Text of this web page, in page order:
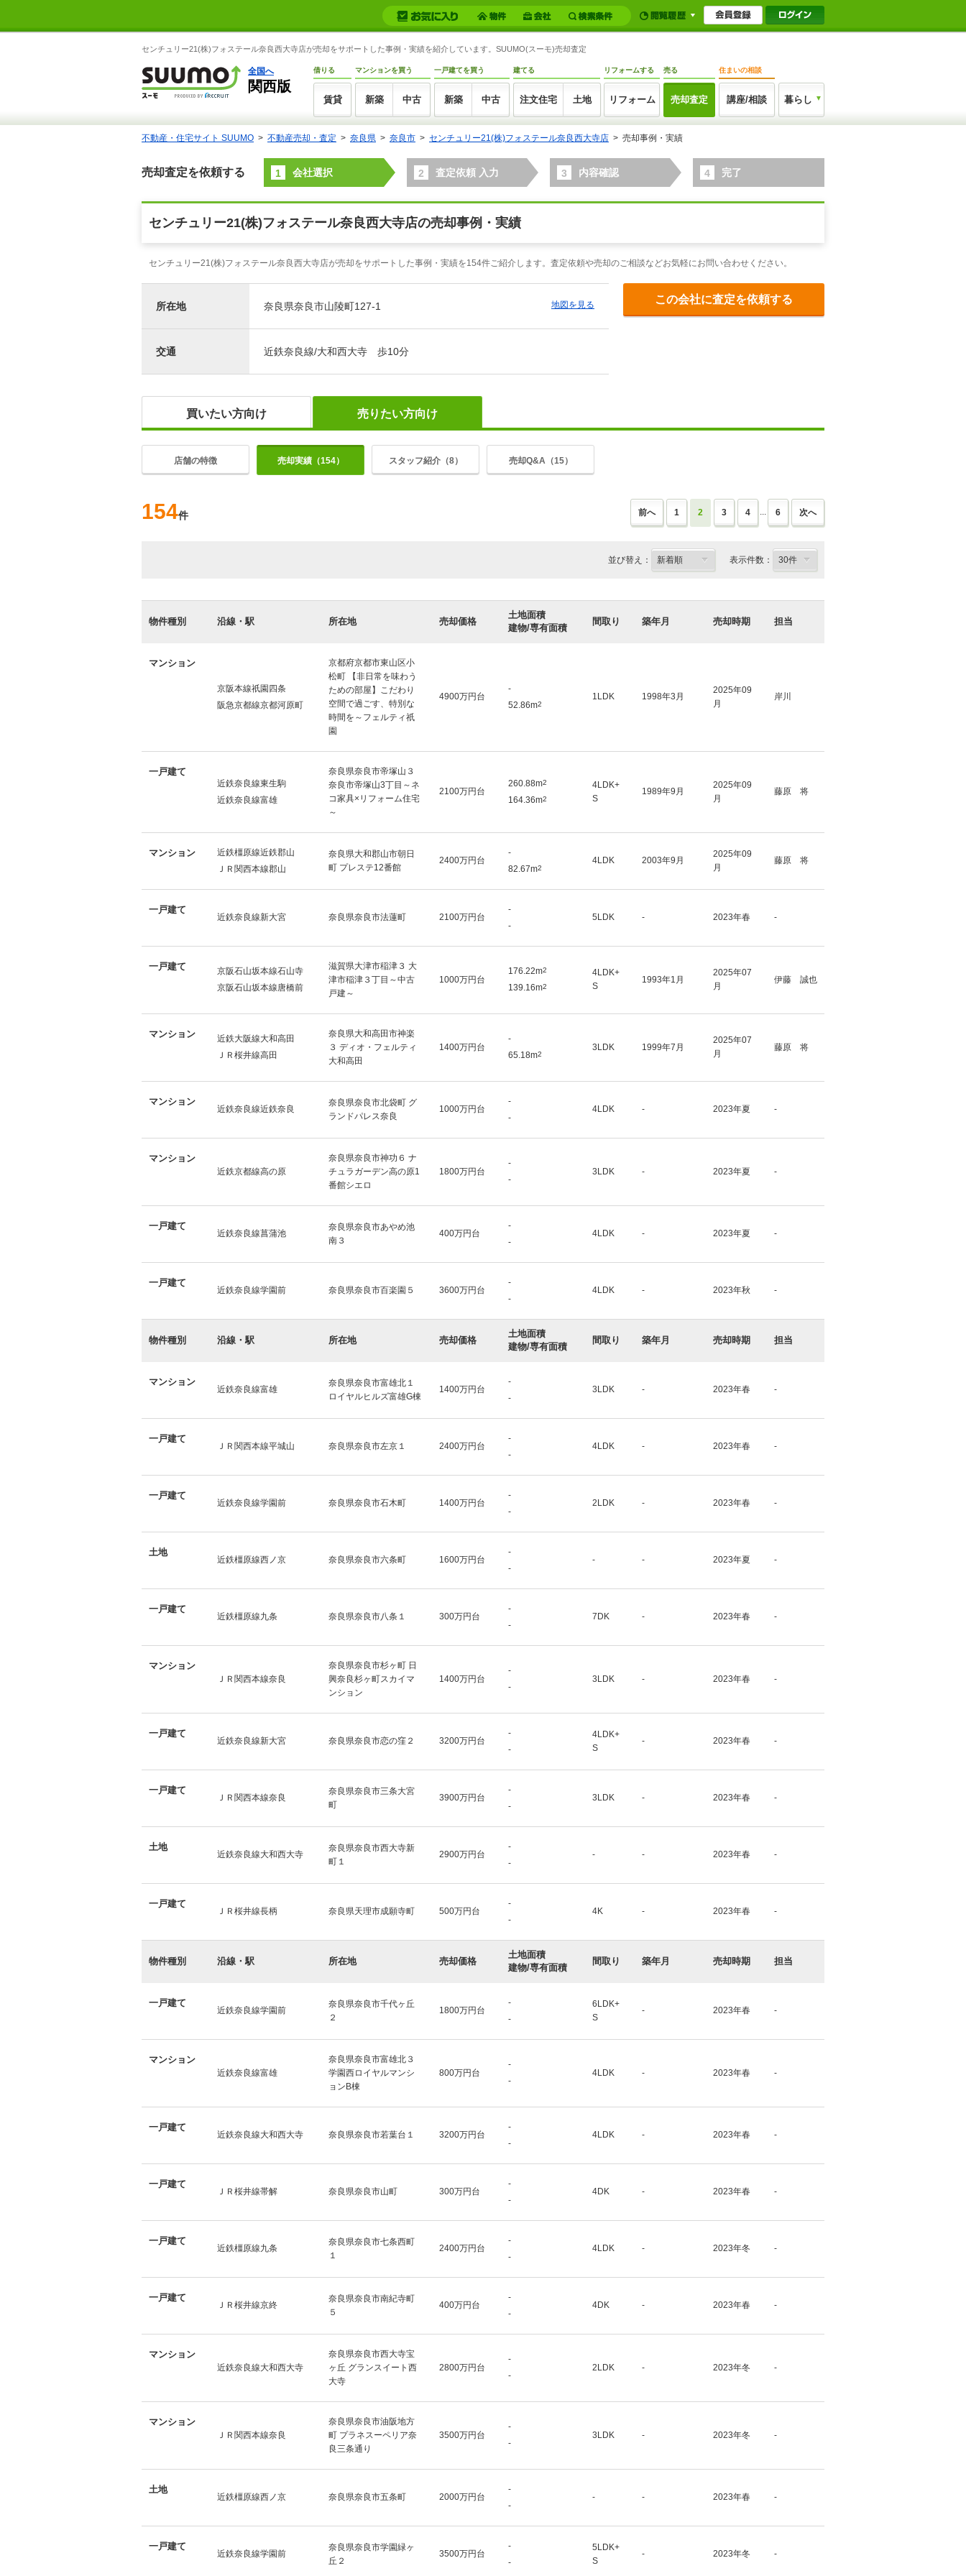
センチュリー21(株)フォステール奈良西大寺店が売却をサポートした事例・実績を紹介しています。SUUMO(スーモ)売却査定
全国へ
関西版
借りる
賃貸
マンションを買う
新築 中古
一戸建てを買う
新築 中古
建てる
注文住宅 土地
リフォームする
リフォーム
売る
売却査定
住まいの相談
講座/相談 暮らし
不動産・住宅サイト SUUMO 不動産売却・査定 奈良県 奈良市 センチュリー21(株)フォステール奈良西大寺店 売却事例・実績
売却査定を依頼する 1 会社選択 2 査定依頼 入力 3 内容確認 4 完了
センチュリー21(株)フォステール奈良西大寺店の売却事例・実績
センチュリー21(株)フォステール奈良西大寺店が売却をサポートした事例・実績を154件ご紹介します。査定依頼や売却のご相談などお気軽にお問い合わせください。
所在地 奈良県奈良市山陵町127-1 地図を見る
交通 近鉄奈良線/大和西大寺 歩10分
この会社に査定を依頼する
買いたい方向け 売りたい方向け
店舗の特徴 売却実績（154） スタッフ紹介（8） 売却Q&A（15）
154件 前へ 1 2 3 4 ... 6 次へ
並び替え： 表示件数：
物件種別 沿線・駅 所在地 売却価格
土地面積
建物/専有面積
間取り 築年月 売却時期 担当
マンション
京阪本線祇園四条
阪急京都線京都河原町
京都府京都市東山区小
松町 【非日常を味わう
ための部屋】こだわり
空間で過ごす、特別な
時間を～フェルティ祇
園
4900万円台
-
52.86m2
1LDK 1998年3月
2025年09
月
岸川
一戸建て
近鉄奈良線東生駒
近鉄奈良線富雄
奈良県奈良市帝塚山３
奈良市帝塚山3丁目～ネ
コ家具×リフォーム住宅
～
2100万円台
260.88m2
164.36m2
4LDK+
S
1989年9月
2025年09
月
藤原 将
マンション
近鉄橿原線近鉄郡山
ＪＲ関西本線郡山
奈良県大和郡山市朝日
町 プレステ12番館
2400万円台
-
82.67m2
4LDK 2003年9月
2025年09
月
藤原 将
一戸建て
近鉄奈良線新大宮 奈良県奈良市法蓮町 2100万円台
-
-
5LDK - 2023年春 -
一戸建て
京阪石山坂本線石山寺
京阪石山坂本線唐橋前
滋賀県大津市稲津３ 大
津市稲津３丁目～中古
戸建～
1000万円台
176.22m2
139.16m2
4LDK+
S
1993年1月
2025年07
月
伊藤 誠也
マンション
近鉄大阪線大和高田
ＪＲ桜井線高田
奈良県大和高田市神楽
３ ディオ・フェルティ
大和高田
1400万円台
-
65.18m2
3LDK 1999年7月
2025年07
月
藤原 将
マンション
近鉄奈良線近鉄奈良
奈良県奈良市北袋町 グ
ランドパレス奈良
1000万円台
-
-
4LDK - 2023年夏 -
マンション
近鉄京都線高の原
奈良県奈良市神功６ ナ
チュラガーデン高の原1
番館シエロ
1800万円台
-
-
3LDK - 2023年夏 -
一戸建て
近鉄奈良線菖蒲池
奈良県奈良市あやめ池
南３
400万円台
-
-
4LDK - 2023年夏 -
一戸建て
近鉄奈良線学園前 奈良県奈良市百楽園５ 3600万円台
-
-
4LDK - 2023年秋 -
物件種別 沿線・駅 所在地 売却価格
土地面積
建物/専有面積
間取り 築年月 売却時期 担当
マンション
近鉄奈良線富雄
奈良県奈良市富雄北１
ロイヤルヒルズ富雄G棟
1400万円台
-
-
3LDK - 2023年春 -
一戸建て
ＪＲ関西本線平城山 奈良県奈良市左京１ 2400万円台
-
-
4LDK - 2023年春 -
一戸建て
近鉄奈良線学園前 奈良県奈良市石木町 1400万円台
-
-
2LDK - 2023年春 -
土地
近鉄橿原線西ノ京 奈良県奈良市六条町 1600万円台
-
-
- - 2023年夏 -
一戸建て
近鉄橿原線九条 奈良県奈良市八条１ 300万円台
-
-
7DK - 2023年春 -
マンション
ＪＲ関西本線奈良
奈良県奈良市杉ヶ町 日
興奈良杉ヶ町スカイマ
ンション
1400万円台
-
-
3LDK - 2023年春 -
一戸建て
近鉄奈良線新大宮 奈良県奈良市恋の窪２ 3200万円台
-
-
4LDK+
S
- 2023年春 -
一戸建て
ＪＲ関西本線奈良
奈良県奈良市三条大宮
町
3900万円台
-
-
3LDK - 2023年春 -
土地
近鉄奈良線大和西大寺
奈良県奈良市西大寺新
町１
2900万円台
-
-
- - 2023年春 -
一戸建て
ＪＲ桜井線長柄 奈良県天理市成願寺町 500万円台
-
-
4K - 2023年春 -
物件種別 沿線・駅 所在地 売却価格
土地面積
建物/専有面積
間取り 築年月 売却時期 担当
一戸建て
近鉄奈良線学園前
奈良県奈良市千代ヶ丘
２
1800万円台
-
-
6LDK+
S
- 2023年春 -
マンション
近鉄奈良線富雄
奈良県奈良市富雄北３
学園西ロイヤルマンシ
ョンB棟
800万円台
-
-
4LDK - 2023年春 -
一戸建て
近鉄奈良線大和西大寺 奈良県奈良市若葉台１ 3200万円台
-
-
4LDK - 2023年春 -
一戸建て
ＪＲ桜井線帯解 奈良県奈良市山町 300万円台
-
-
4DK - 2023年春 -
一戸建て
近鉄橿原線九条
奈良県奈良市七条西町
１
2400万円台
-
-
4LDK - 2023年冬 -
一戸建て
ＪＲ桜井線京終
奈良県奈良市南紀寺町
５
400万円台
-
-
4DK - 2023年春 -
マンション
近鉄奈良線大和西大寺
奈良県奈良市西大寺宝
ヶ丘 グランスイート西
大寺
2800万円台
-
-
2LDK - 2023年冬 -
マンション
ＪＲ関西本線奈良
奈良県奈良市油阪地方
町 プラネスーペリア奈
良三条通り
3500万円台
-
-
3LDK - 2023年冬 -
土地
近鉄橿原線西ノ京 奈良県奈良市五条町 2000万円台
-
-
- - 2023年春 -
一戸建て
近鉄奈良線学園前
奈良県奈良市学園緑ヶ
丘２
3500万円台
-
-
5LDK+
S
- 2023年冬 -